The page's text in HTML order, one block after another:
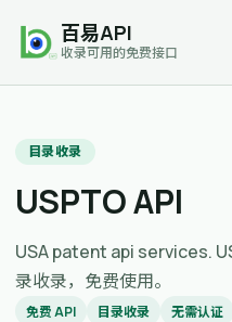
百易API
收录可用的免费接口
目录收录
USPTO API
USA patent api services.
录收录，免费使用。
免费 API 目录收录 无需认证